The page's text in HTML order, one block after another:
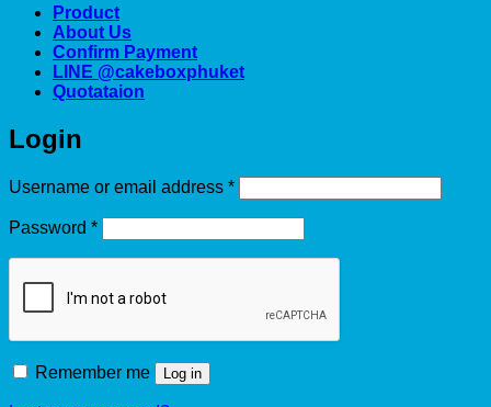
Product
About Us
Confirm Payment
LINE @cakeboxphuket
Quotataion
Login
Username or email address *Required
Password *Required
Remember me Log in